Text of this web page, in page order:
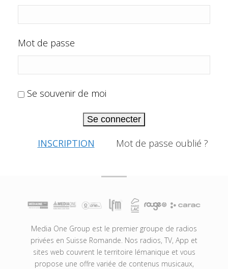
Mot de passe
Se souvenir de moi
Se connecter
INSCRIPTION Mot de passe oublié ?
Media One Group est le premier groupe de radios
privées en Suisse Romande. Nos radios, TV, App et
sites web couvrent le territoire lémanique et vous
propose une offre variée de contenus musicaux,